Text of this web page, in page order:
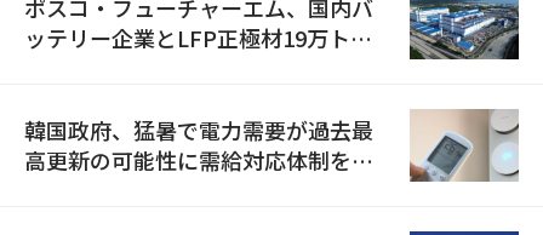
ポスコ・フューチャーエム、国内バ
ッテリー企業とLFP正極材19万トン
韓国政府、猛暑で電力需要が過去最
高更新の可能性に需給対応体制を点